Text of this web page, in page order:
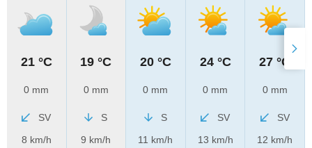
21 °C
0 mm
SV
8 km/h
19 °C
0 mm
S
9 km/h
20 °C
0 mm
S
11 km/h
24 °C
0 mm
SV
13 km/h
27 °C
0 mm
SV
12 km/h